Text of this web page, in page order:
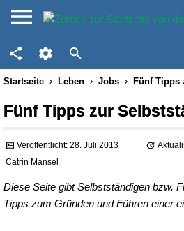
Startseite Leben Jobs Fünf Tipps
Fünf Tipps zur
Veröffentlicht: 28. Juli 2013
Catrin Mansel
Diese Seite gibt Selbstständigen bzw.
Tipps zum Gründen und Führen einer